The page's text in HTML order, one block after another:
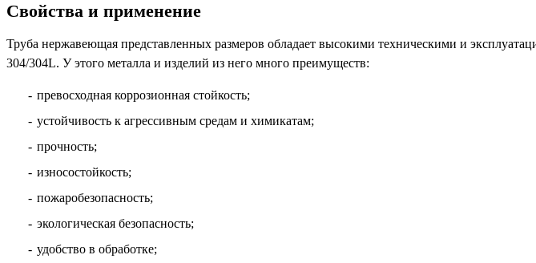
Свойства и применение
Труба нержавеющая представленных размеров обладает высокими техническими и
304/304L. У этого металла и изделий из него много преимуществ:
превосходная коррозионная стойкость;
устойчивость к агрессивным средам и химикатам;
прочность;
износостойкость;
пожаробезопасность;
экологическая безопасность;
удобство в обработке;